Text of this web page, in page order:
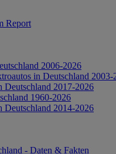
Report
2006-2026
in Deutschland 2003-
Deutschland 2017-2026
1960-2026
Deutschland 2014-2026
- Daten & Fakten